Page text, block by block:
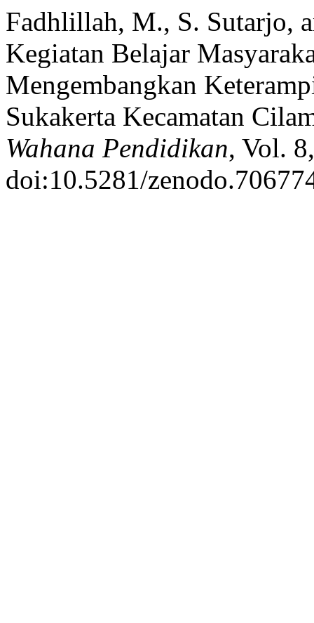
Fadhlillah, M., S. Sutarjo,
Kegiatan Belajar
Mengembangkan
Sukakerta Kecamatan
Wahana Pendidikan, Vol.
doi:10.5281/